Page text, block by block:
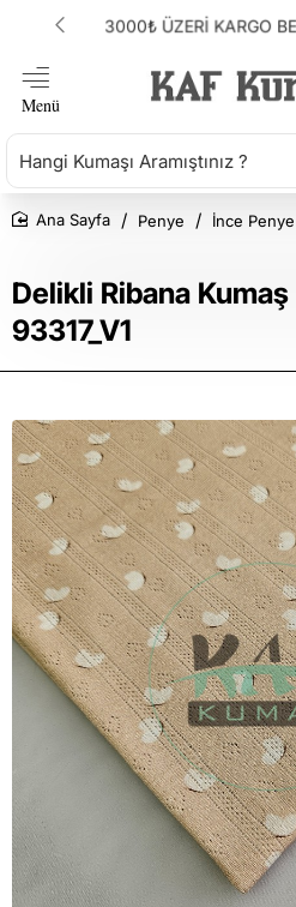
ANLAŞMALI
Delikli Ribana Kumaş
93317_V1
Penye İnce Penye